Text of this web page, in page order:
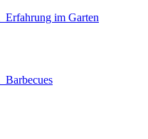
Erfahrung im Garten
Barbecues